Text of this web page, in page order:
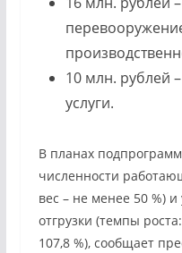
10 млн. рублей
услуги.
В планах
численности
вес – не менее 50 %)
отгрузки (темпы
107,8 %), сообщает